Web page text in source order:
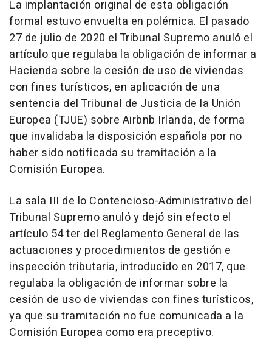
La implantación original de esta obligación
formal estuvo envuelta en polémica. El pasado
27 de julio de 2020 el Tribunal Supremo anuló el
artículo que regulaba la obligación de informar a
Hacienda sobre la cesión de uso de viviendas
con fines turísticos, en aplicación de una
sentencia del Tribunal de Justicia de la Unión
Europea (TJUE) sobre Airbnb Irlanda, de forma
que invalidaba la disposición española por no
haber sido notificada su tramitación a la
Comisión Europea.
La sala III de lo Contencioso-Administrativo del
Tribunal Supremo anuló y dejó sin efecto el
artículo 54 ter del Reglamento General de las
actuaciones y procedimientos de gestión e
inspección tributaria, introducido en 2017, que
regulaba la obligación de informar sobre la
cesión de uso de viviendas con fines turísticos,
ya que su tramitación no fue comunicada a la
Comisión Europea como era preceptivo.